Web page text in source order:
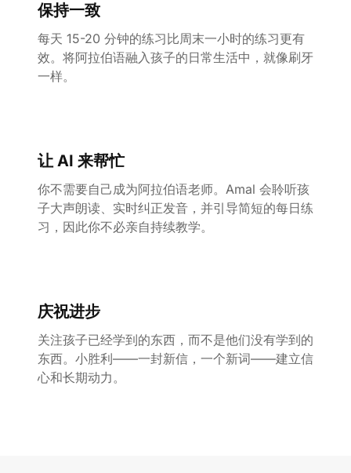
保持一致
每天 15-20 分钟的练习比周末一小时的练习更有
效。将阿拉伯语融入孩子的日常生活中，就像刷牙
一样。
让 AI 来帮忙
你不需要自己成为阿拉伯语老师。Amal 会聆听孩
子大声朗读、实时纠正发音，并引导简短的每日练
习，因此你不必亲自持续教学。
庆祝进步
关注孩子已经学到的东西，而不是他们没有学到的
东西。小胜利——一封新信，一个新词——建立信
心和长期动力。